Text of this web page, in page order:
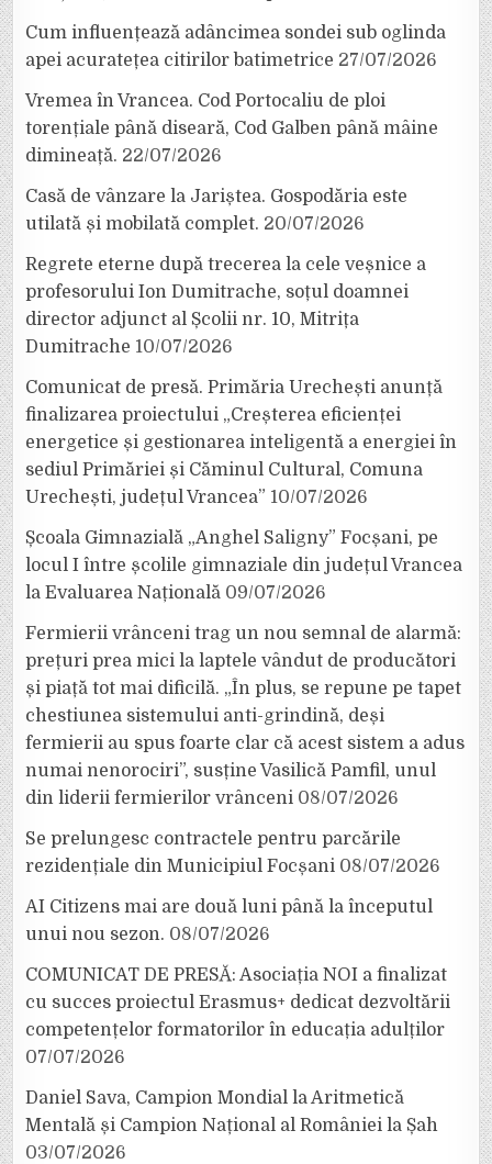
Cum influențează adâncimea sondei sub oglinda
apei acuratețea citirilor batimetrice 27/07/2026
Vremea în Vrancea. Cod Portocaliu de ploi
torențiale până diseară, Cod Galben până mâine
dimineață. 22/07/2026
Casă de vânzare la Jariștea. Gospodăria este
utilată și mobilată complet. 20/07/2026
Regrete eterne după trecerea la cele veșnice a
profesorului Ion Dumitrache, soțul doamnei
director adjunct al Școlii nr. 10, Mitrița
Dumitrache 10/07/2026
Comunicat de presă. Primăria Urechești anunță
finalizarea proiectului „Creșterea eficienței
energetice și gestionarea inteligentă a energiei în
sediul Primăriei și Căminul Cultural, Comuna
Urechești, județul Vrancea” 10/07/2026
Școala Gimnazială „Anghel Saligny” Focșani, pe
locul I între școlile gimnaziale din județul Vrancea
la Evaluarea Națională 09/07/2026
Fermierii vrânceni trag un nou semnal de alarmă:
prețuri prea mici la laptele vândut de producători
și piață tot mai dificilă. „În plus, se repune pe tapet
chestiunea sistemului anti-grindină, deși
fermierii au spus foarte clar că acest sistem a adus
numai nenorociri”, susține Vasilică Pamfil, unul
din liderii fermierilor vrânceni 08/07/2026
Se prelungesc contractele pentru parcările
rezidențiale din Municipiul Focșani 08/07/2026
AI Citizens mai are două luni până la începutul
unui nou sezon. 08/07/2026
COMUNICAT DE PRESĂ: Asociația NOI a finalizat
cu succes proiectul Erasmus+ dedicat dezvoltării
competențelor formatorilor în educația adulților
07/07/2026
Daniel Sava, Campion Mondial la Aritmetică
Mentală și Campion Național al României la Șah
03/07/2026